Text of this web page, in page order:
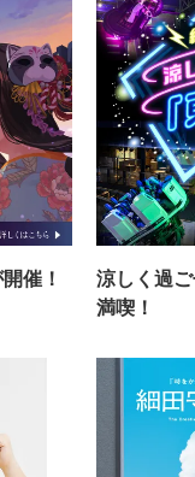
催！
涼しく過
満喫！